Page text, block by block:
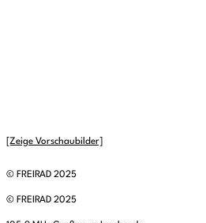
[Zeige Vorschaubilder]
© FREIRAD 2025
© FREIRAD 2025